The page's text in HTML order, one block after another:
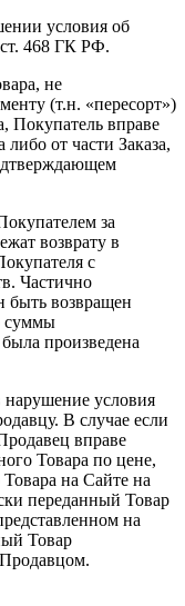
условия об
468 ГК РФ.
не
(т.н. «пересорт»)
Покупатель вправе
либо от части Заказа,
за
возврату в
с
Частично
быть возвращен
суммы
произведена
условия
В случае если
вправе
Товара по цене,
на Сайте на
переданный Товар
на
Товар
Продавцом.